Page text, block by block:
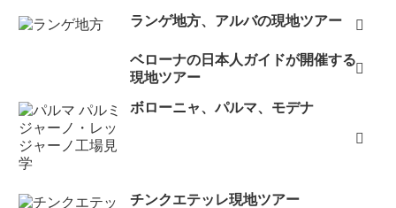
ランゲ地方、アルバの現地ツアー
ベローナの日本人ガイドが開催する
現地ツアー
ボローニャ、パルマ、モデナ
チンクエテッレ現地ツアー